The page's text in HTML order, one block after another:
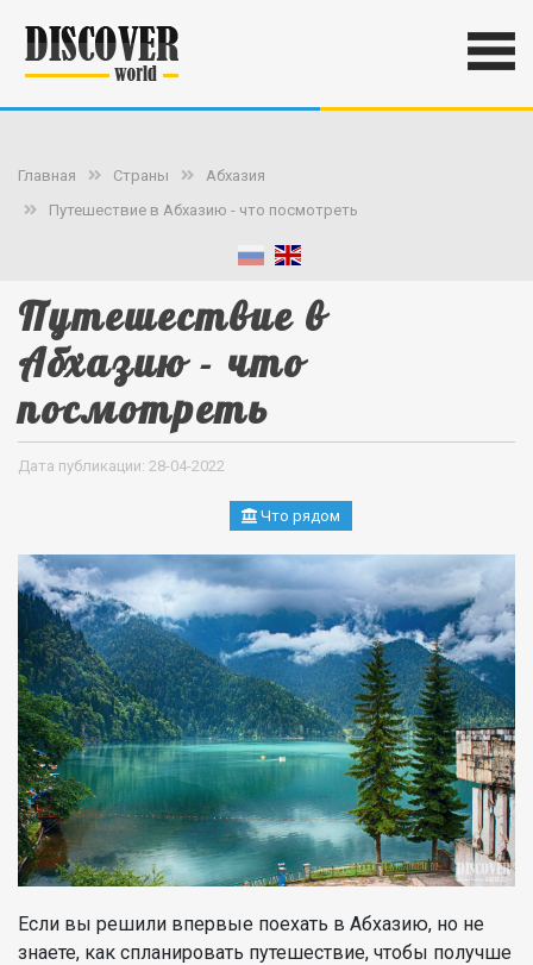
Главная Страны
Абхазия
Путешествие в Абхазию - что посмотреть
Путешествие в
Абхазию - что
посмотреть
Дата публикации: 28-04-2022
Что рядом
Если вы решили впервые поехать в Абхазию, но не
знаете, как спланировать путешествие, чтобы получше